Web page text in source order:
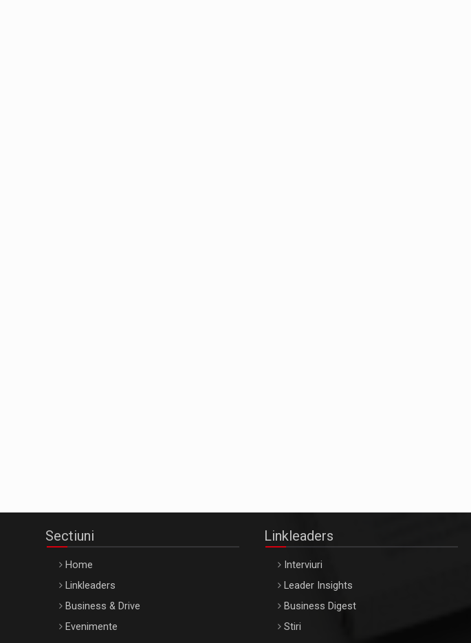
Sectiuni
Home
Linkleaders
Business & Drive
Evenimente
Linkleaders
Interviuri
Leader Insights
Business Digest
Stiri